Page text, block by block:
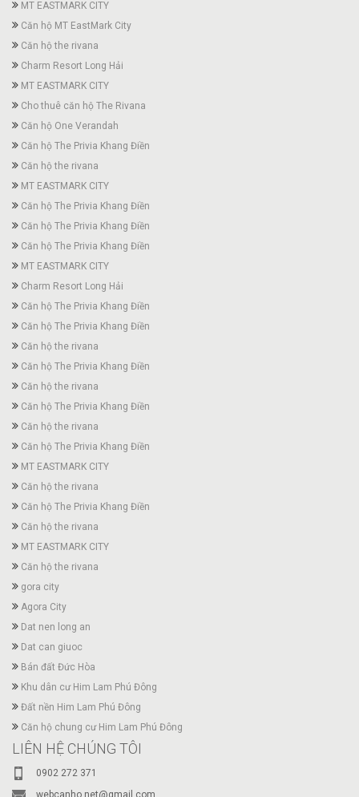
MT EASTMARK CITY
Căn hộ MT EastMark City
Căn hộ the rivana
Charm Resort Long Hải
MT EASTMARK CITY
Cho thuê căn hộ The Rivana
Căn hộ One Verandah
Căn hộ The Privia Khang Điền
Căn hộ the rivana
MT EASTMARK CITY
Căn hộ The Privia Khang Điền
Căn hộ The Privia Khang Điền
Căn hộ The Privia Khang Điền
MT EASTMARK CITY
Charm Resort Long Hải
Căn hộ The Privia Khang Điền
Căn hộ The Privia Khang Điền
Căn hộ the rivana
Căn hộ The Privia Khang Điền
Căn hộ the rivana
Căn hộ The Privia Khang Điền
Căn hộ the rivana
Căn hộ The Privia Khang Điền
MT EASTMARK CITY
Căn hộ the rivana
Căn hộ The Privia Khang Điền
Căn hộ the rivana
MT EASTMARK CITY
Căn hộ the rivana
gora city
Agora City
Dat nen long an
Dat can giuoc
Bán đất Đức Hòa
Khu dân cư Him Lam Phú Đông
Đất nền Him Lam Phú Đông
Căn hộ chung cư Him Lam Phú Đông
LIÊN HỆ CHÚNG TÔI
0902 272 371
webcanho.net@gmail.com